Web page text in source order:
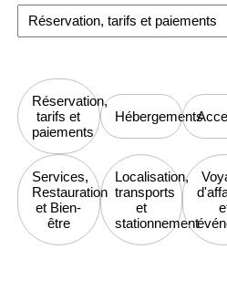
Réservation,
tarifs et
paiements
Hébergements
Services,
Restauration
et Bien-
être
Localisation,
transports
et
stationnement